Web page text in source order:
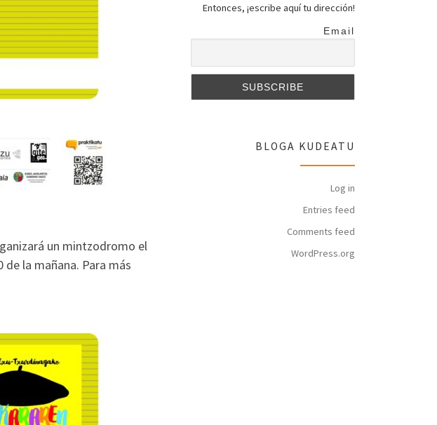
un mintzodromo el
la mañana. Para más
Entonces, ¡escribe aquí tu dirección!
Email
BLOGA KUDEATU
Log in
Entries feed
Comments feed
WordPress.org